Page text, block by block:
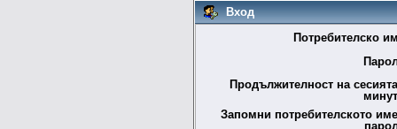
Вход
Потребителско
Продължителност на
Запомни потребителското